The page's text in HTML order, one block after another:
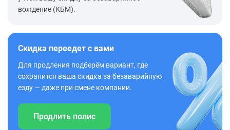
вождение (КБМ).
Скидка переедет с вами
Для продления подберём вариант, где
сохранится ваша скидка за безаварийную
езду — даже при смене компании.
Продлить полис